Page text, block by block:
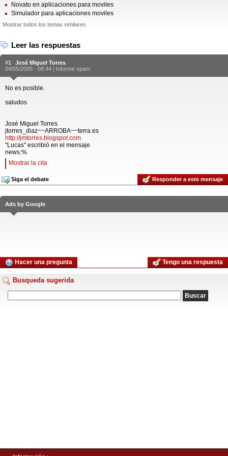
Novato en aplicaciones para moviles
Simulador para aplicaciones moviles
Mostrar todos los temas similares
Leer las respuestas
#1
José Miguel Torres
04/05/2005 - 08:44 | Informe spam
No es posible.
saludos
José Miguel Torres
jtorres_diaz~~ARROBA~~terra.es
http://jmtorres.blogspot.com
"Lucas" escribió en el mensaje
news:%
Mostrar la cita
Siga el debate Responder a este mensaje
Ads by Google
Hacer una pregunta Tengo una respuesta
Busqueda sugerida